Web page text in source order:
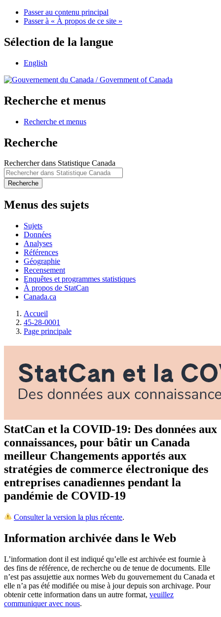
Passer au contenu principal
Passer à « À propos de ce site »
Sélection de la langue
English
/Government of Canada
Recherche et menus
Recherche et menus
Recherche
Rechercher dans Statistique Canada
Recherche
Menus des sujets
Sujets
Données
Analyses
Références
Géographie
Recensement
Enquêtes et programmes statistiques
À propos de StatCan
Canada.ca
Accueil
45-28-0001
Page principale
StatCan et la COVID-19: Des données aux
connaissances, pour bâtir un Canada
meilleur Changements apportés aux
stratégies de commerce électronique des
entreprises canadiennes pendant la
pandémie de COVID-19
Consulter la version la plus récente.
Information archivée dans le Web
L’information dont il est indiqué qu’elle est archivée est fournie à
des fins de référence, de recherche ou de tenue de documents. Elle
n’est pas assujettie aux normes Web du gouvernement du Canada et
elle n’a pas été modifiée ou mise à jour depuis son archivage. Pour
obtenir cette information dans un autre format, veuillez
communiquer avec nous.